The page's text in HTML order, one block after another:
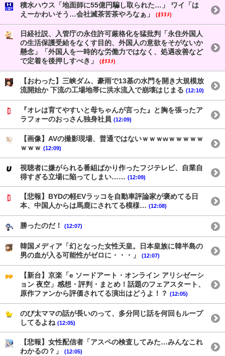
積水ハウス「地面師に55億円騙し取られた…」 ワイ「は
えーかわいそう…会社滅茶苦茶やろなぁ」
(ｵﾇﾇﾒ)
日経社説、入管庁の永住許可厳格化を猛批判「永住外国人
の生活保護受給をなくす目的、外国人の意欲をそがないか
懸念」「外国人を一時的な労働力ではなく、処遇改善など
で定着を後押しすべき」
(ｵﾇﾇﾒ)
【おわった】三峡ダム、豪雨で13基の水門を開き大規模放
流開始か 下流の工場地帯に洪水流入で崩壊はじまる (12:10)
『オレは育てやすいと母ちゃんが言った』と胸を張ったア
ラフォーのおっさん独身社員 (12:09)
【画像】AVの撮影現場、普通ではないｗｗｗwｗｗｗｗｗ
ｗｗｗ (12:09)
視聴者に嫌がられる番組ばかり作ったフジテレビ、自業自
得すぎる立場に陥ってしまい…… (12:09)
【悲報】BYDの軽EVラッコを自動車評論家が褒めてる日
本、中国人からは馬鹿にされてる模様… (12:08)
勝ったのだ！ (12:07)
韓国メディア「幻となった女性天皇。日本皇族に韓半島の
男の血が入る可能性がゼロに・・・」
(12:07)
【新台】京楽「e ソードアート・オンライン アリシゼーシ
ョン 夜空」感想・評判・まとめ！話題のフェアスタート、
原作ファンから評価されてる演出はどうよ！？ (12:05)
のび太ママの話が長いのって、多分同じ話を何回もループ
してるよね (12:05)
【悲報】女性配信者「アスペの検査してみた…みんなこれ
わかるの？」
(12:05)